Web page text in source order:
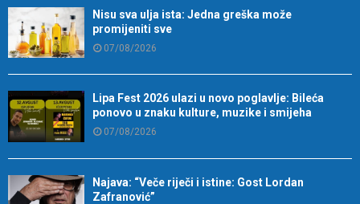
Nisu sva ulja ista: Jedna greška može
promijeniti sve
07/08/2026
Lipa Fest 2026 ulazi u novo poglavlje: Bileća
ponovo u znaku kulture, muzike i smijeha
07/08/2026
Najava: “Veče riječi i istine: Gost Lordan
Zafranović”